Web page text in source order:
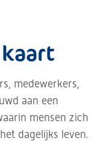
medewerkers,
aan een
mensen zich
dagelijks leven.